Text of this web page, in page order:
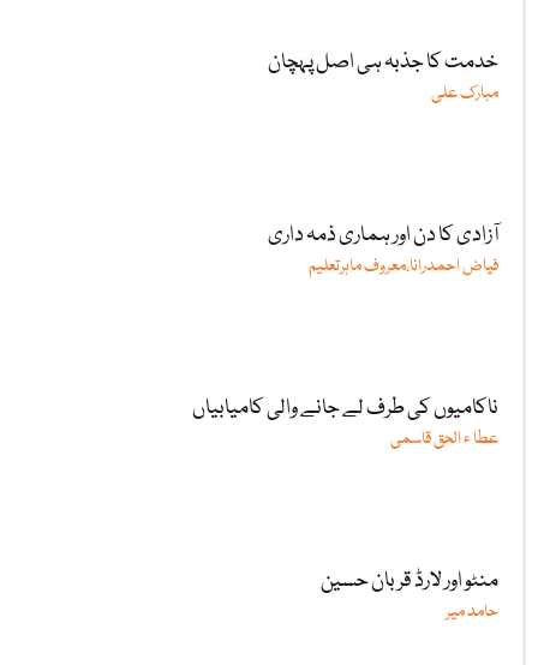
خدمت کا جذبہ ہی اصل پہچان
مبارک علی
آزادی کا دن اور ہماری ذمہ داری
فیاض احمدرانا،معروف ماہرتعلیم
ناکامیوں کی طرف لے جانے والی کامیابیاں
عطا ء الحق قاسمی
منٹو اور لارڈ قربان حسین
حامد میر